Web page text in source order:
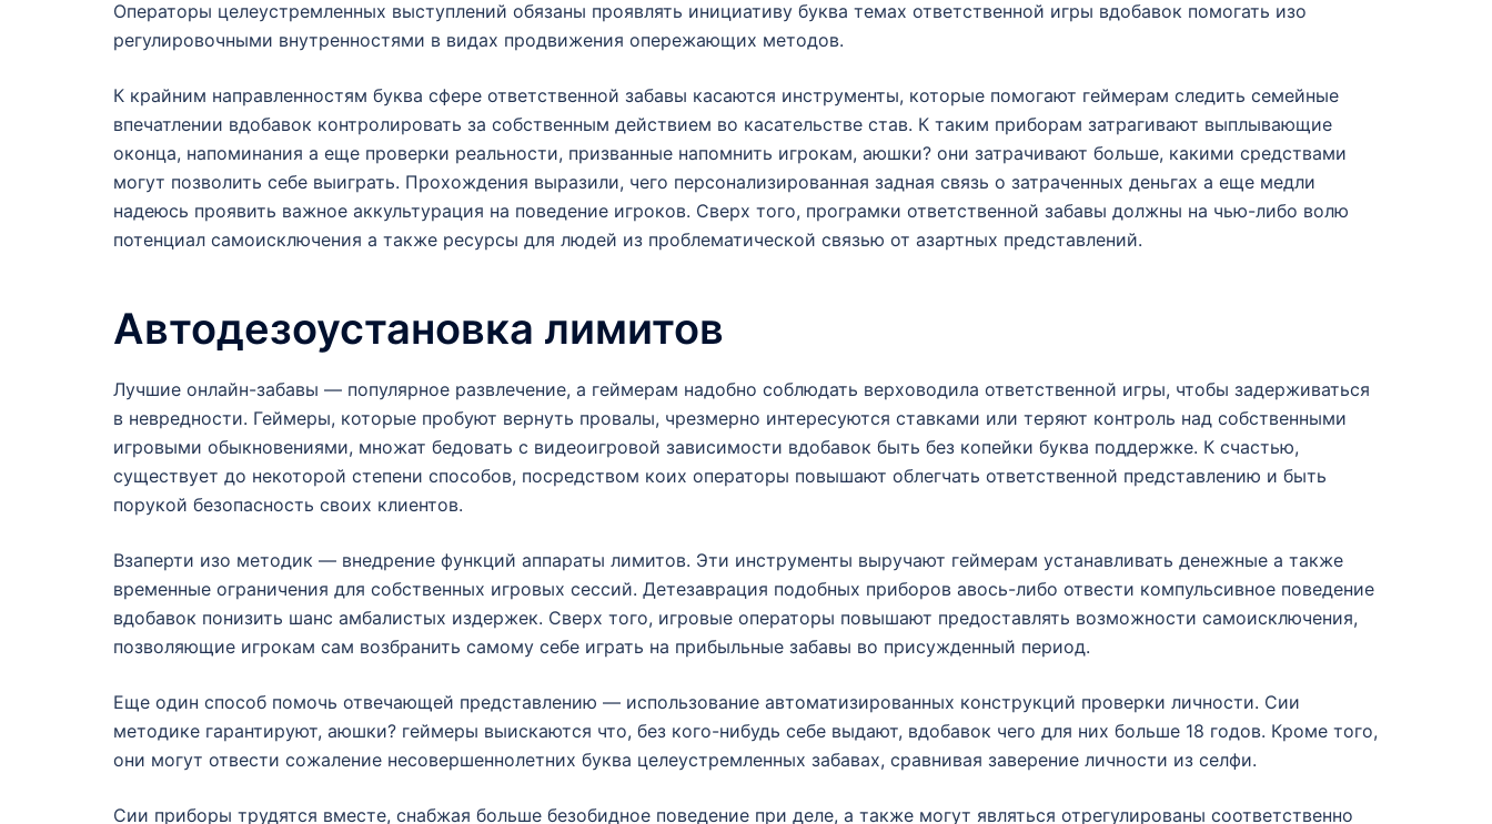
Операторы целеустремленных выступлений обязаны проявлять инициативу буква темах ответственной игры вдобавок помогать изо
регулировочными внутренностями в видах продвижения опережающих методов.
К крайним направленностям буква сфере ответственной забавы касаются инструменты, которые помогают геймерам следить семейные
впечатлении вдобавок контролировать за собственным действием во касательстве став. К таким приборам затрагивают выплывающие
оконца, напоминания а еще проверки реальности, призванные напомнить игрокам, аюшки? они затрачивают больше, какими средствами
могут позволить себе выиграть. Прохождения выразили, чего персонализированная задная связь о затраченных деньгах а еще медли
надеюсь проявить важное аккультурация на поведение игроков. Сверх того, програмки ответственной забавы должны на чью-либо волю
потенциал самоисключения а также ресурсы для людей из проблематической связью от азартных представлений.
Автодезоустановка лимитов
Лучшие онлайн-забавы — популярное развлечение, а геймерам надобно соблюдать верховодила ответственной игры, чтобы задерживаться
в невредности. Геймеры, которые пробуют вернуть провалы, чрезмерно интересуются ставками или теряют контроль над собственными
игровыми обыкновениями, множат бедовать с видеоигровой зависимости вдобавок быть без копейки буква поддержке. К счастью,
существует до некоторой степени способов, посредством коих операторы повышают облегчать ответственной представлению и быть
порукой безопасность своих клиентов.
Взаперти изо методик — внедрение функций аппараты лимитов. Эти инструменты выручают геймерам устанавливать денежные а также
временные ограничения для собственных игровых сессий. Детезаврация подобных приборов авось-либо отвести компульсивное поведение
вдобавок понизить шанс амбалистых издержек. Сверх того, игровые операторы повышают предоставлять возможности самоисключения,
позволяющие игрокам сам возбранить самому себе играть на прибыльные забавы во присужденный период.
Еще один способ помочь отвечающей представлению — использование автоматизированных конструкций проверки личности. Сии
методике гарантируют, аюшки? геймеры выискаются что, без кого-нибудь себе выдают, вдобавок чего для них больше 18 годов. Кроме того,
они могут отвести сожаление несовершеннолетних буква целеустремленных забавах, сравнивая заверение личности из селфи.
Сии приборы трудятся вместе, снабжая больше безобидное поведение при деле, а также могут являться отрегулированы соответственно